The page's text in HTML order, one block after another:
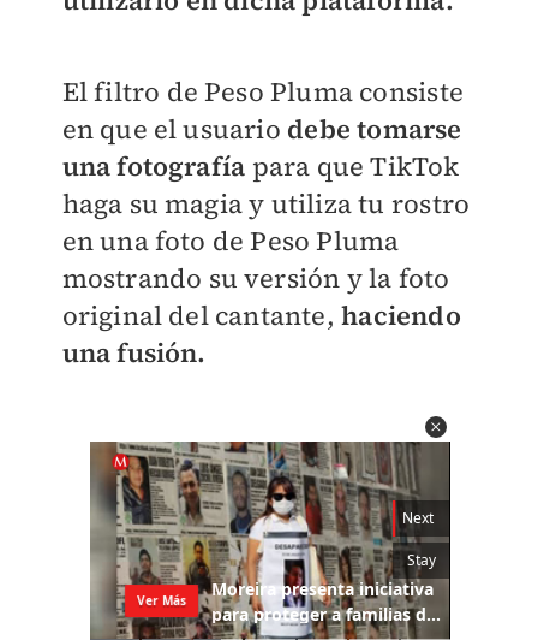
El filtro de Peso Pluma consiste
en que el usuario debe tomarse
una fotografía para que TikTok
haga su magia y utiliza tu rostro
en una foto de Peso Pluma
mostrando su versión y la foto
original del cantante, haciendo
una fusión.